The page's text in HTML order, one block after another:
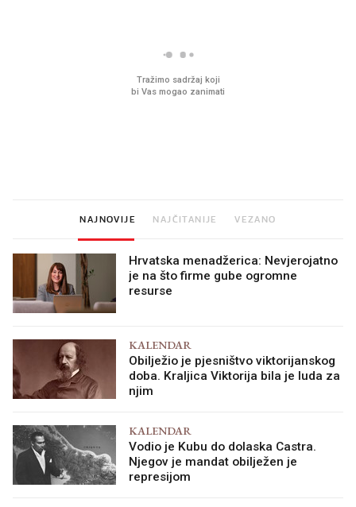
NAJNOVIJE NAJČITANIJE VEZANO
Hrvatska menadžerica: Nevjerojatno
je na što firme gube ogromne
resurse
KALENDAR
Obilježio je pjesništvo viktorijanskog
doba. Kraljica Viktorija bila je luda za
njim
KALENDAR
Vodio je Kubu do dolaska Castra.
Njegov je mandat obilježen je
represijom